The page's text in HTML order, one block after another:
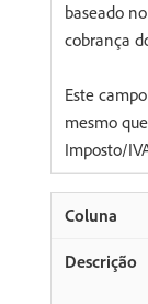
baseado
cobrança
Este
mesmo
Imposto/